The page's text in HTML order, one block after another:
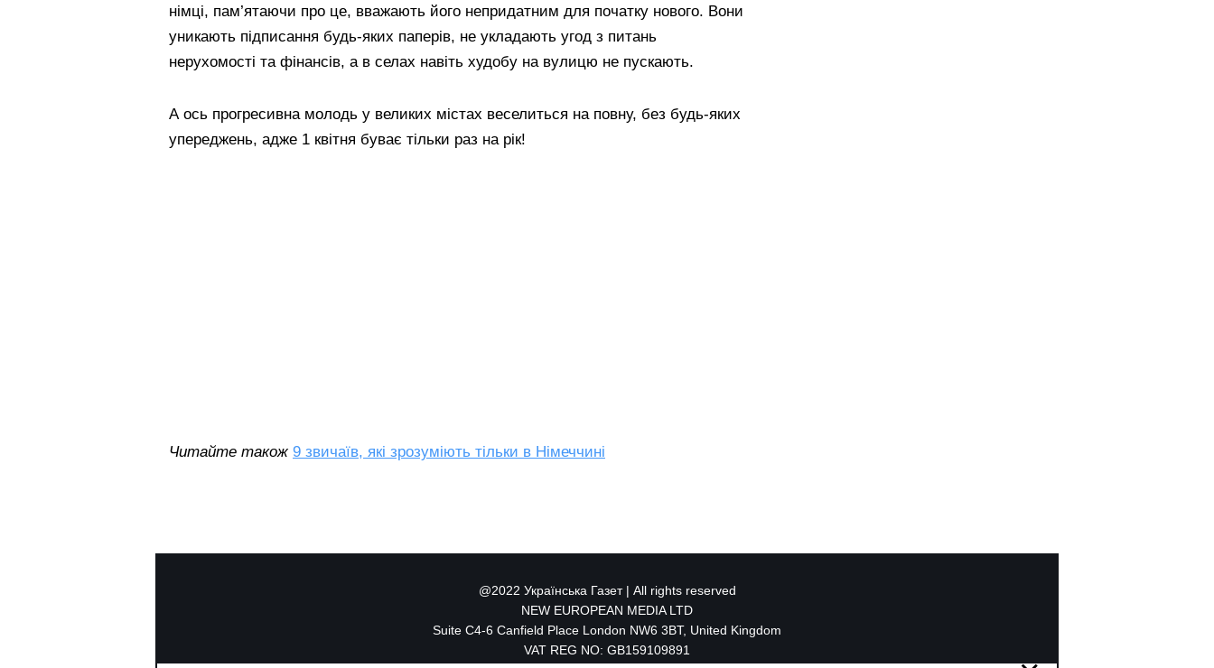
німці, пам’ятаючи про це, вважають його непридатним для початку нового. Вони
уникають підписання будь-яких паперів, не укладають угод з питань
нерухомості та фінансів, а в селах навіть худобу на вулицю не пускають.
А ось прогресивна молодь у великих містах веселиться на повну, без будь-яких
упереджень, адже 1 квітня буває тільки раз на рік!
Читайте також 9 звичаїв, які зрозуміють тільки в Німеччині
@2022 Українська Газет | All rights reserved
NEW EUROPEAN MEDIA LTD
Suite C4-6 Canfield Place London NW6 3BT, United Kingdom
VAT REG NO: GB159109891